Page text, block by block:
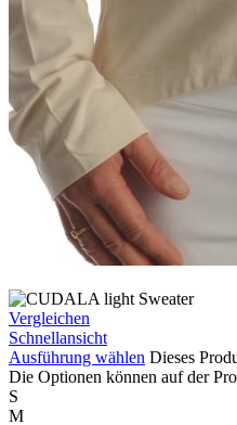
Vergleichen
Schnellansicht
Ausführung wählen Dieses
Die Optionen können auf der
S
M